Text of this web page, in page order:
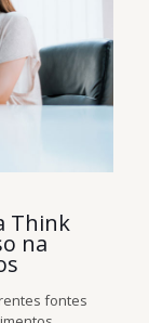
Think
na
fontes